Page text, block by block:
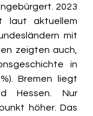
2023
laut aktuellem
mit
zeigten auch,
in
Bremen liegt
Hessen. Nur
höher. Das